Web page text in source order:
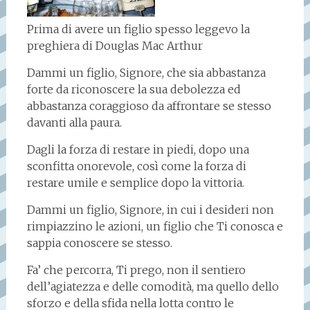
Prima di avere un figlio spesso leggevo la
preghiera di Douglas Mac Arthur
Dammi un figlio, Signore, che sia abbastanza
forte da riconoscere la sua debolezza ed
abbastanza coraggioso da affrontare se stesso
davanti alla paura.
Dagli la forza di restare in piedi, dopo una
sconfitta onorevole, così come la forza di
restare umile e semplice dopo la vittoria.
Dammi un figlio, Signore, in cui i desideri non
rimpiazzino le azioni, un figlio che Ti conosca e
sappia conoscere se stesso.
Fa’ che percorra, Ti prego, non il sentiero
dell’agiatezza e delle comodità, ma quello dello
sforzo e della sfida nella lotta contro le